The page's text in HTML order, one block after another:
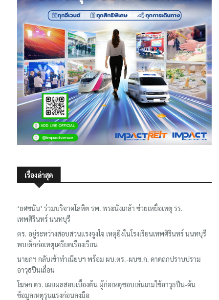
เรื่องล่าสุด
‘ยศชนัน’ ร่วมบริจาคโลหิต รพ. พระนั่งเกล้า ช่วยเหยื่อเหตุ รร.
เทพศิรินทร์ นนทบุรี
ตร. อยู่ระหว่างสอบสวนแรงจูงใจ เหตุยิงในโรงเรียนเทพศิรินทร์ นนทบุรี
พบเด็กก่อเหตุเครียดเรื่องเรียน
นายกฯ กลับเข้าทำเนียบฯ พร้อม ผบ.ตร.-ผบช.ก. คาดถกปราบปราม
อาวุธปืนเถื่อน
โฆษก ตร. เผยผลสอบเบื้องต้น ผู้ก่อเหตุชอบเล่นเกมใช้อาวุธปืน-ค้น
ข้อมูลเหตุรุนแรงก่อนลงมือ